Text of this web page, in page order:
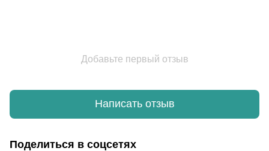
Добавьте первый отзыв
Написать отзыв
Поделиться в соцсетях